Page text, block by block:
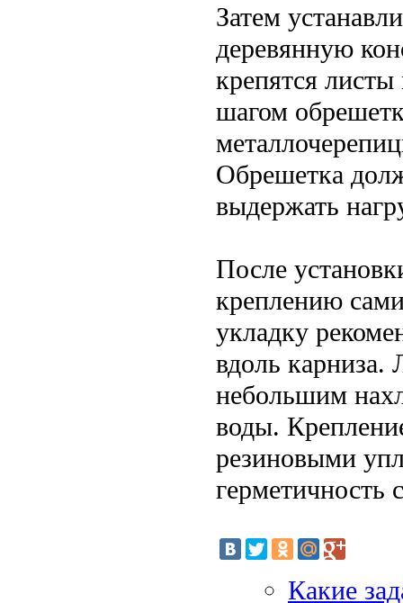
Затем
деревянную
крепятся
шагом
Обрешетка
выдержать
После
креплению
укладку
вдоль карниза.
небольшим
воды.
резиновыми
герметичность
Какие